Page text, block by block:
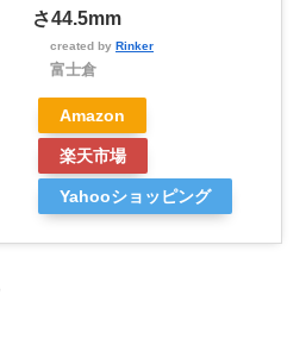
さ44.5mm
created by Rinker
富士倉
Amazon
楽天市場
Yahooショッピング